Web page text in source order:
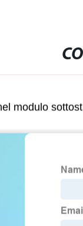
modulo